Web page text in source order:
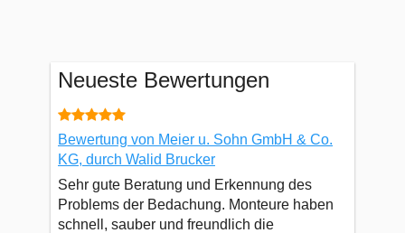
Neueste Bewertungen
Bewertung von Meier u. Sohn GmbH & Co.
KG, durch Walid Brucker
Sehr gute Beratung und Erkennung des
Problems der Bedachung. Monteure haben
schnell, sauber und freundlich die